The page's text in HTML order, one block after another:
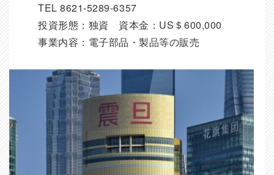
TEL 8621-5289-6357
投資形態：独資 資本金：US＄600,000
事業内容：電子部品・製品等の販売